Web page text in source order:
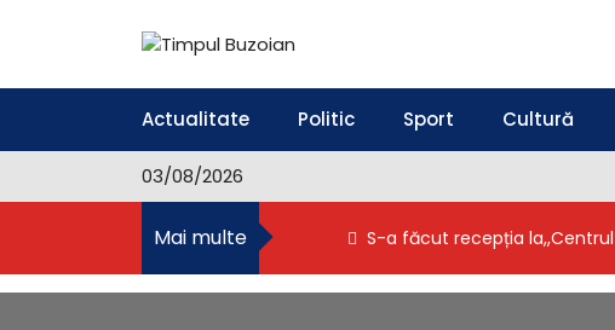
p
o
e
Timpul Buzoian
Actualitate Politic Sport Cultură
03/08/2026
Mai multe S-a făcut recepția